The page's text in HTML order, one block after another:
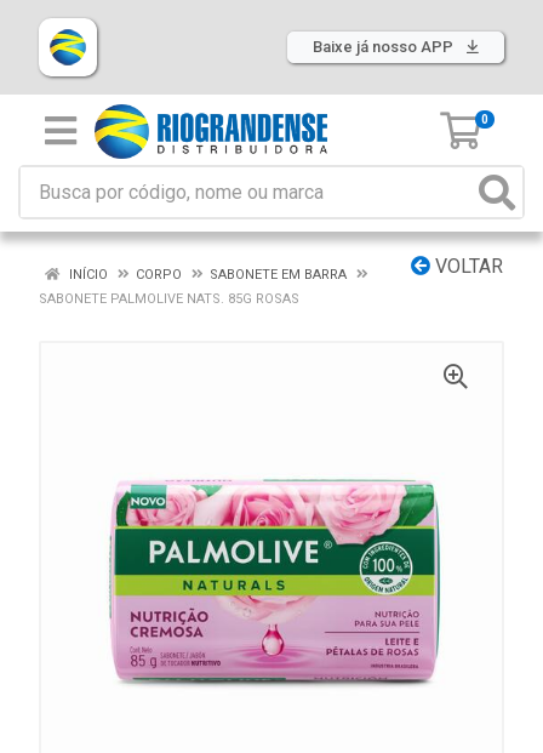
Baixe já nosso APP
0
VOLTAR
INÍCIO CORPO
SABONETE EM BARRA
SABONETE PALMOLIVE NATS. 85G ROSAS